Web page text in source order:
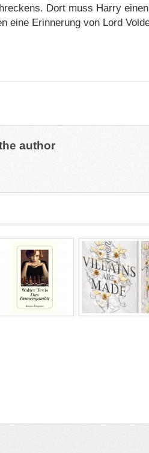
Dort muss Harry
eine Erinnerung von Lord
author